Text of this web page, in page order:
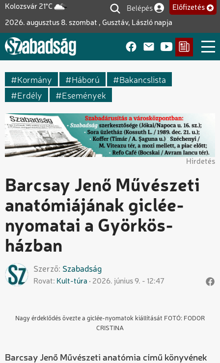
Ugrás
tartalomra
Kolozsvár 21°C
2026. augusztus 8. szombat , Gusztáv, László napja
Felhasználói fiók
Belépés Előfizetés
Kormány Háború
Bakancslista
Erdély
Események
Hirdetés
Barcsay Jenő Művészeti
anatómiájának giclée-
nyomatai a Györkös-
házban
Szerző Szabadság
Rovat Kult-túra 2026. június 9. - 12:47
Nagy érdeklődés övezte a giclée-nyomatok kiállítását FOTÓ: FODOR
CRISTINA
Barcsay Jenő Művészeti anatómia című könyvének